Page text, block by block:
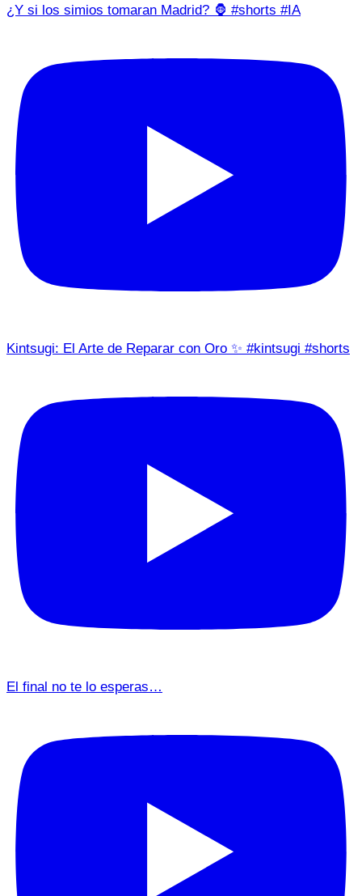
¿Y si los simios tomaran Madrid? 🦍 #shorts #IA
Kintsugi: El Arte de Reparar con Oro ✨ #kintsugi #shorts
El final no te lo esperas…